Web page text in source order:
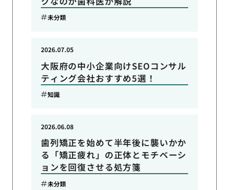
未分類
大阪府の中小企業向けSEOコンサル
ティング会社おすすめ5選！
2026.07.05
知識
歯列矯正を始めて半年後に襲いかか
る「矯正疲れ」の正体とモチベーシ
ョンを回復させる処方箋
2026.06.08
未分類